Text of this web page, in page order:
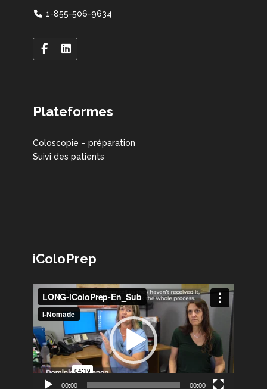
1-855-506-9634
Plateformes
Coloscopie – préparation
Suivi des patients
iColoPrep
Lecteur
vidéo
00:00 00:00